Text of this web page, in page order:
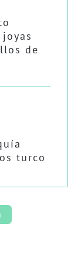
de
turco